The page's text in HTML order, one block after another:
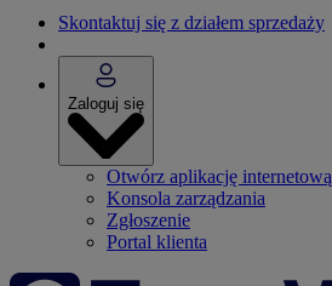
Skontaktuj się z działem sprzedaży
Zaloguj się
Otwórz aplikację internetową
Konsola zarządzania
Zgłoszenie
Portal klienta